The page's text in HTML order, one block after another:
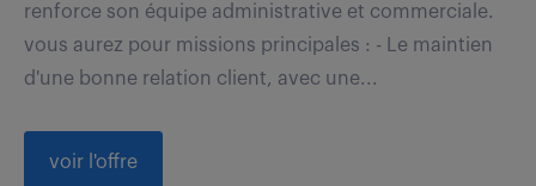
renforce son équipe administrative et commerciale.
vous aurez pour missions principales : - Le maintien
d'une bonne relation client, avec une...
voir l'offre